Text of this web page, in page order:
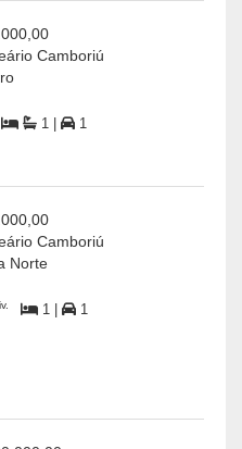
Camboriú
1 | 1
Camboriú
Norte
1 | 1